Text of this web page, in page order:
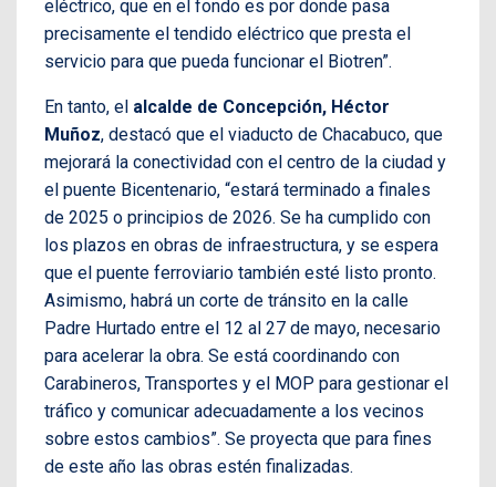
eléctrico, que en el fondo es por donde pasa
precisamente el tendido eléctrico que presta el
servicio para que pueda funcionar el Biotren”.
En tanto, el alcalde de Concepción, Héctor
Muñoz, destacó que el viaducto de Chacabuco, que
mejorará la conectividad con el centro de la ciudad y
el puente Bicentenario, “estará terminado a finales
de 2025 o principios de 2026. Se ha cumplido con
los plazos en obras de infraestructura, y se espera
que el puente ferroviario también esté listo pronto.
Asimismo, habrá un corte de tránsito en la calle
Padre Hurtado entre el 12 al 27 de mayo, necesario
para acelerar la obra. Se está coordinando con
Carabineros, Transportes y el MOP para gestionar el
tráfico y comunicar adecuadamente a los vecinos
sobre estos cambios”. Se proyecta que para fines
de este año las obras estén finalizadas.